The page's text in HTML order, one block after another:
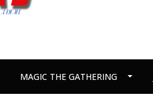
MAGIC THE GATHERING